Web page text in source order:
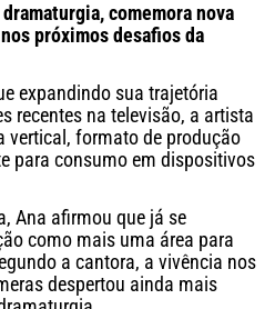
comemora nova
próximos desafios da
expandindo sua trajetória
recentes na televisão, a artista
vertical, formato de produção
para consumo em dispositivos
Ana afirmou que já se
como mais uma área para
a cantora, a vivência nos
despertou ainda mais